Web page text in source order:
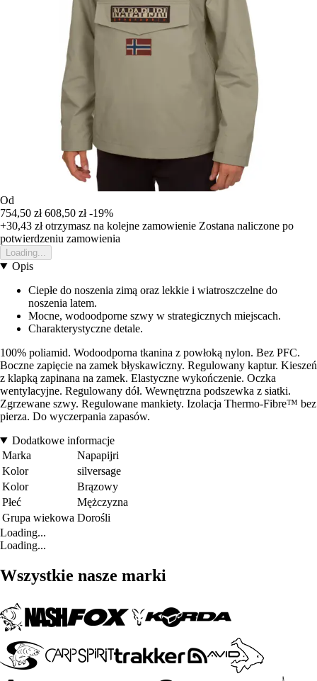
Od
754,50 zł 608,50 zł -19%
+30,43 złotrzymasz na kolejne zamowienie Zostana naliczone po
potwierdzeniu zamowienia
Loading...
Opis
Ciepłe do noszenia zimą oraz lekkie i wiatroszczelne do
noszenia latem.
Mocne, wodoodporne szwy w strategicznych miejscach.
Charakterystyczne detale.
100% poliamid. Wodoodporna tkanina z powłoką nylon. Bez PFC.
Boczne zapięcie na zamek błyskawiczny. Regulowany kaptur. Kieszeń
z klapką zapinana na zamek. Elastyczne wykończenie. Oczka
wentylacyjne. Regulowany dół. Wewnętrzna podszewka z siatki.
Zgrzewane szwy. Regulowane mankiety. Izolacja Thermo-Fibre™ bez
pierza. Do wyczerpania zapasów.
Dodatkowe informacje
Marka
Napapijri
Kolor
silversage
Kolor
Brązowy
Płeć
Mężczyzna
Grupa wiekowa Dorośli
Loading...
Loading...
Wszystkie nasze marki